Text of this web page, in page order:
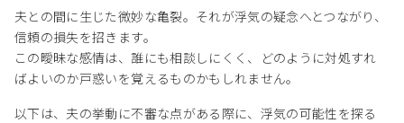
夫との間に生じた微妙な亀裂。それが浮気の疑念へとつながり、
信頼の損失を招きます。
この曖昧な感情は、誰にも相談しにくく、どのように対処すれ
ばよいのか戸惑いを覚えるものかもしれません。
以下は、夫の挙動に不審な点がある際に、浮気の可能性を探る